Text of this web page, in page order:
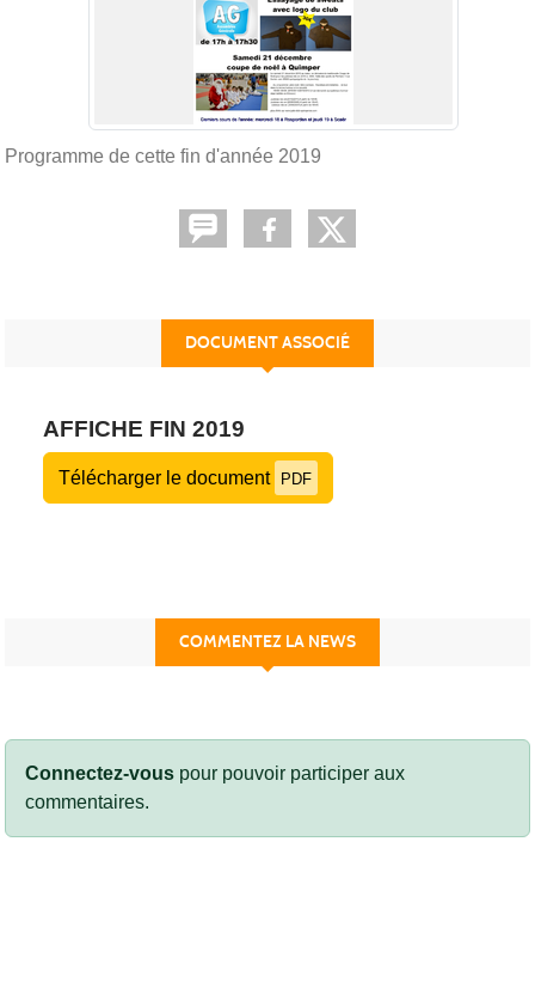
Programme de cette fin d'année 2019
DOCUMENT ASSOCIÉ
AFFICHE FIN 2019
Télécharger le document PDF
COMMENTEZ LA NEWS
Connectez-vous pour pouvoir participer aux
commentaires.